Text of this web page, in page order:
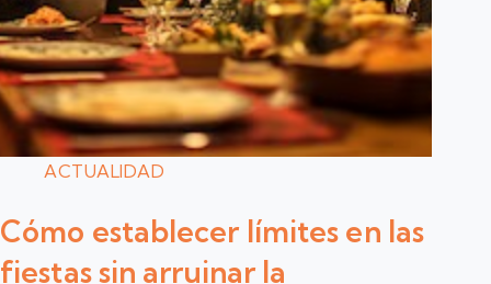
ACTUALIDAD
Cómo establecer límites en las
fiestas sin arruinar la